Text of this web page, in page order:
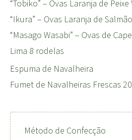
“Tobiko” – Ovas Laranja de
“Ikura” – Ovas Laranja de
“Masago Wasabi” – Ovas de
Lima 8 rodelas
Espuma de Navalheira
Fumet de Navalheiras Frescas
Método de Confecção